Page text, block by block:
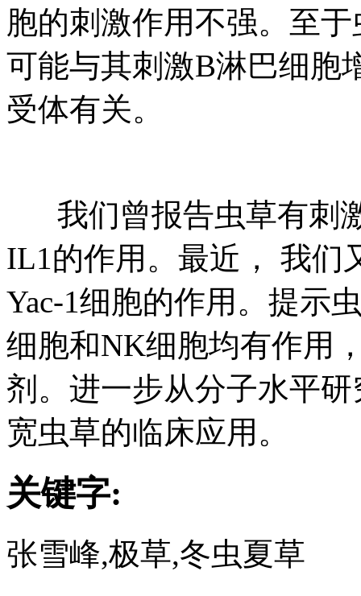
胞的刺激作用不强。至
可能与其刺激B淋巴细胞
受体有关。
我们曾报告虫草有刺
IL1的作用。最近， 我们
Yac-1细胞的作用。提示
细胞和NK细胞均有作用
剂。进一步从分子水平
宽虫草的临床应用。
关键字:
张雪峰,极草,冬虫夏草